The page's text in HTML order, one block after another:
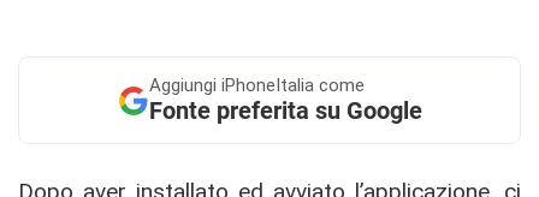
Aggiungi iPhoneItalia come
Fonte preferita su Google